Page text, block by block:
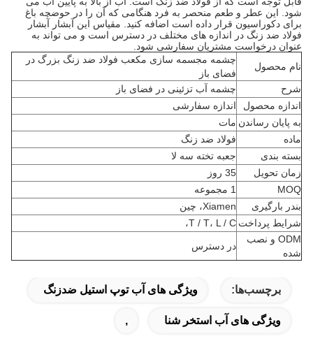
شود. این عطر و طعم منحصر به فرد هنگامی که آن را در حوضچه باغ
برای دکوراسیون قرار داده است اضافه کنید. مقیاس این آبشار آبشار
فولاد ضد زنگ در اندازه های مختلف در دسترس است و می تواند به
عنوان درخواست مشتریان سفارشی شود.
نام محصول
چشمه مجسمه سازی مکعب فولاد ضد زنگ بزرگ در
فضای باز
شرح
چشمه آب تزئینی در فضای باز
اندازه محصول
اندازه سفارشی
به پایان رساندن مات
ماده
فولاد ضد زنگ
بسته بندی
جعبه تخته سه لا
زمان تحویل
35 روز
MOQ
بندر بارگیری
Xiamen، چین
شرایط پرداختT / T، L / C،
ODM و نصب
شده
در دسترس
برچسب‌ها: ویژگی های آب توپ استیل ضدزنگ
ویژگی های آب استخر شنا